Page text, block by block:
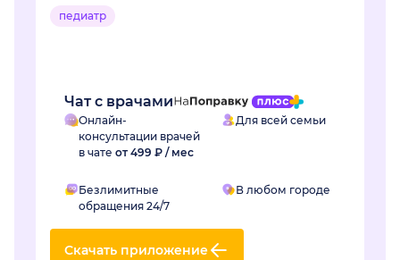
педиатр
Чат с врачами
Онлайн-
консультации врачей
в чате от 499 ₽ / мес
Для всей семьи
Безлимитные
обращения 24/7
В любом городе
Скачать приложение